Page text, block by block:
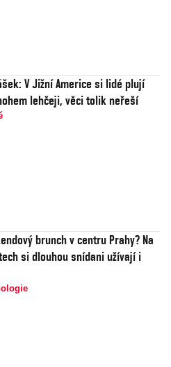
V Jižní Americe si lidé plují
lehčeji, věci tolik neřeší
brunch v centru Prahy? Na
si dlouhou snídani užívají i